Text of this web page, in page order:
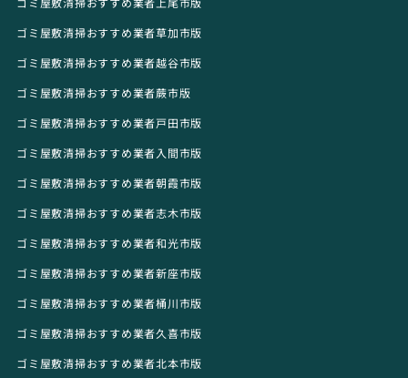
ゴミ屋敷清掃おすすめ業者草加市版
ゴミ屋敷清掃おすすめ業者越谷市版
ゴミ屋敷清掃おすすめ業者蕨市版
ゴミ屋敷清掃おすすめ業者戸田市版
ゴミ屋敷清掃おすすめ業者入間市版
ゴミ屋敷清掃おすすめ業者朝霞市版
ゴミ屋敷清掃おすすめ業者志木市版
ゴミ屋敷清掃おすすめ業者和光市版
ゴミ屋敷清掃おすすめ業者新座市版
ゴミ屋敷清掃おすすめ業者桶川市版
ゴミ屋敷清掃おすすめ業者久喜市版
ゴミ屋敷清掃おすすめ業者北本市版